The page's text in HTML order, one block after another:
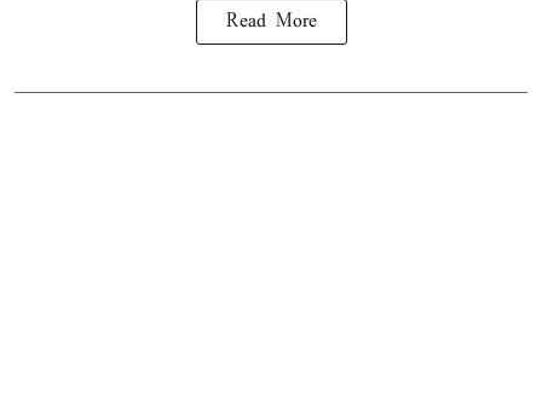
Read More